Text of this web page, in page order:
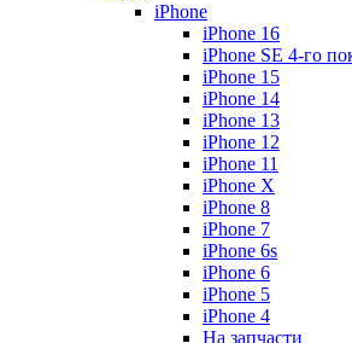
iPhone
iPhone 16
iPhone SE 4-го
iPhone 15
iPhone 14
iPhone 13
iPhone 12
iPhone 11
iPhone X
iPhone 8
iPhone 7
iPhone 6s
iPhone 6
iPhone 5
iPhone 4
На запчасти